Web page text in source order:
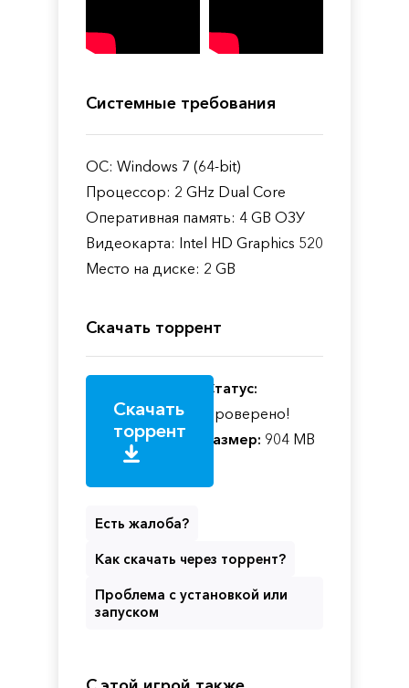
Системные требования
ОС: Windows 7 (64-bit)
Процессор: 2 GHz Dual Core
Оперативная память: 4 GB ОЗУ
Видеокарта: Intel HD Graphics 520
Место на диске: 2 GB
Скачать торрент
Скачать
торрент
Статус:
Проверено!
Размер: 904 MB
Есть жалоба?
Как скачать через торрент?
Проблема с установкой или
запуском